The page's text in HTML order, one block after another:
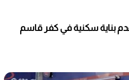
بناية سكنية في كفر قاسم